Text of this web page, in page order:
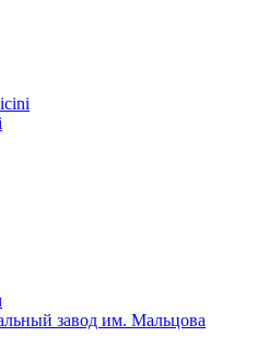
завод им. Мальцова